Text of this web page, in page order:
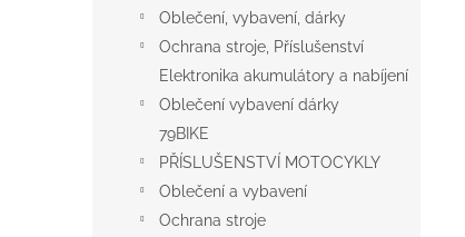
Oblečení, vybavení, dárky
Ochrana stroje, Příslušenství
Elektronika akumulátory a nabíjení
Oblečení vybavení dárky
79BIKE
PŘÍSLUŠENSTVÍ MOTOCYKLY
Oblečení a vybavení
Ochrana stroje